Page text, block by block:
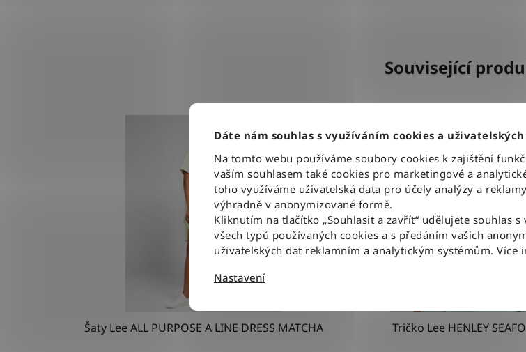
Dáte nám souhlas s využíváním cookies a
Na tomto webu používáme soubory cookies k zajištění
vaším souhlasem také cookies pro marketingové a
toho využíváme uživatelská data pro účely analýzy a
výhradně v anonymizované formě.
Kliknutím na tlačítko „Souhlasit a zavřít“ udělujete souhlas s
všech typů používaných cookies a s předáním vašich
uživatelských dat reklamním a analytickým systémům. Více
Nastavení
Související
Šaty Lee ALL PURPOSE A LINE DRESS MATCHA Tričko Lee HENLEY